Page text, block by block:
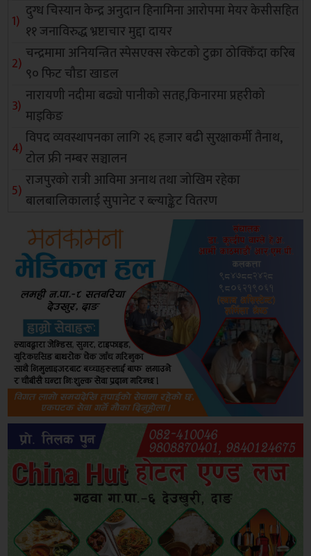
दुग्ध चिस्यान केन्द्र अनुदान हिनामिना आरोपमा मेयर केसीसहित
११ जनाविरुद्ध भ्रष्टाचार मुद्दा दायर
चन्द्रमामा अनियन्त्रित स्पेसएक्स रकेटको टुक्रा ठोक्किँदा करिब
९० फिट चौडा खाडल
नारायणी नदीमा बढ्यो पानीको सतह,किनारमा प्रहरीको
माइकिङ
विपद व्यवस्थापनका लागि २६ हजार बढी सुरक्षाकर्मी तैनाथ,
टोल फ्री नम्बर सञ्चालन
राजपुरको रात्री आविमा अनाथ तथा जोखिम रहेका
बालबालिकालाई सुपानेट र ब्ल्याङ्केट वितरण